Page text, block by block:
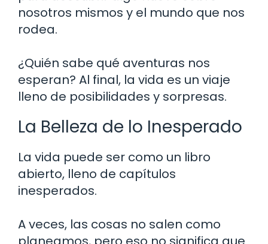
nosotros mismos y el mundo que nos
rodea.
¿Quién sabe qué aventuras nos
esperan? Al final, la vida es un viaje
lleno de posibilidades y sorpresas.
La Belleza de lo Inesperado
La vida puede ser como un libro
abierto, lleno de capítulos
inesperados.
A veces, las cosas no salen como